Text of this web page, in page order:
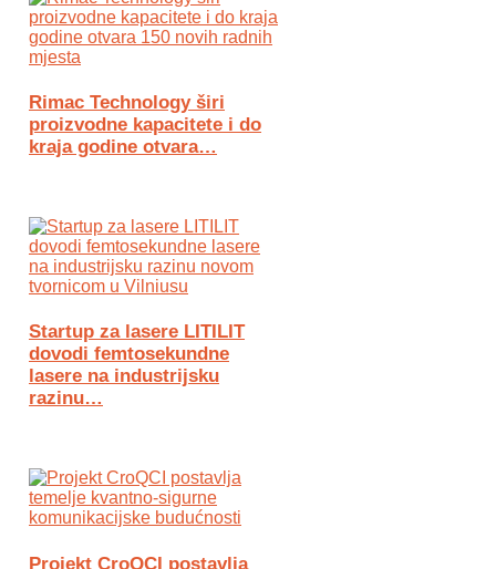
Rimac Technology širi
proizvodne kapacitete i do
kraja godine otvara…
Startup za lasere LITILIT
dovodi femtosekundne
lasere na industrijsku
razinu…
Projekt CroQCI postavlja